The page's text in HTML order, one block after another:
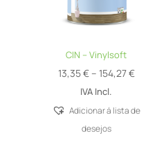
CIN – Vinylsoft
13,35€ – 154,27€Price
13,35 €
IVA Incl.
Adicionar á lista de
desejos